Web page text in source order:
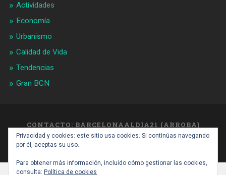
Actividades
Economía
Urbanismo
Calidad de Vida
Tendencias
Gran BCN
CONTACTO: BARCELONAALDIA21 (ARROBA)
GMAIL.COM
Privacidad y cookies: este sitio usa cookies. Si continúas navegando
por él, aceptas su uso.
Para obtener más información, incluido cómo gestionar las cookies,
consulta: Política de cookies